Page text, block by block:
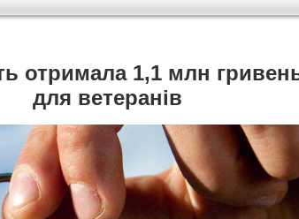
отримала 1,1 млн
для ветеранів